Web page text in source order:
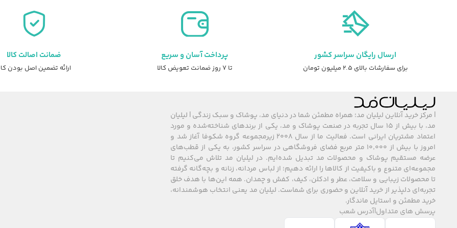
ارسال رایگان سراسر کشور
برای سفارشات بالای ۲.۵ میلیون تومان
پرداخت آسان و سریع
تا ۷ روز ضمانت تعویض کالا
ضمانت اصالت کالا
ارائه تضمین اصل بودن
| مرکز خرید آنلاین لیلیان مد؛ همراه مطمئن شما در دنیای مد، پوشاک و سبک زندگی | لیلیان
مد، با بیش از ۱۵ سال تجربه در صنعت پوشاک و مد، یکی از برندهای شناخته‌شده و مورد
اعتماد مشتریان ایرانی است. فعالیت ما از سال ۲۰۰۸ زیرمجموعه گروه شکوفا آغاز شد و
امروز با بیش از ۱۰٬۰۰۰ متر مربع فضای فروشگاهی در سراسر کشور، به یکی از قطب‌های
عرضه مستقیم پوشاک و محصولات مد تبدیل شده‌ایم. در لیلیان مد تلاش می‌کنیم تا
مجموعه‌ای متنوع و باکیفیت از کالاها را ارائه دهیم؛ از لباس مردانه، زنانه و بچه‌گانه گرفته
تا محصولات زیبایی و سلامت، عطر و ادکلن، کیف، کفش و چمدان. همه این‌ها با هدف خلق
تجربه‌ای دلپذیر از خرید آنلاین و حضوری برای شماست. لیلیان مد یعنی انتخاب هوشمندانه،
خرید مطمئن و استایل ماندگار.
پرسش های متداول|آدرس شعب